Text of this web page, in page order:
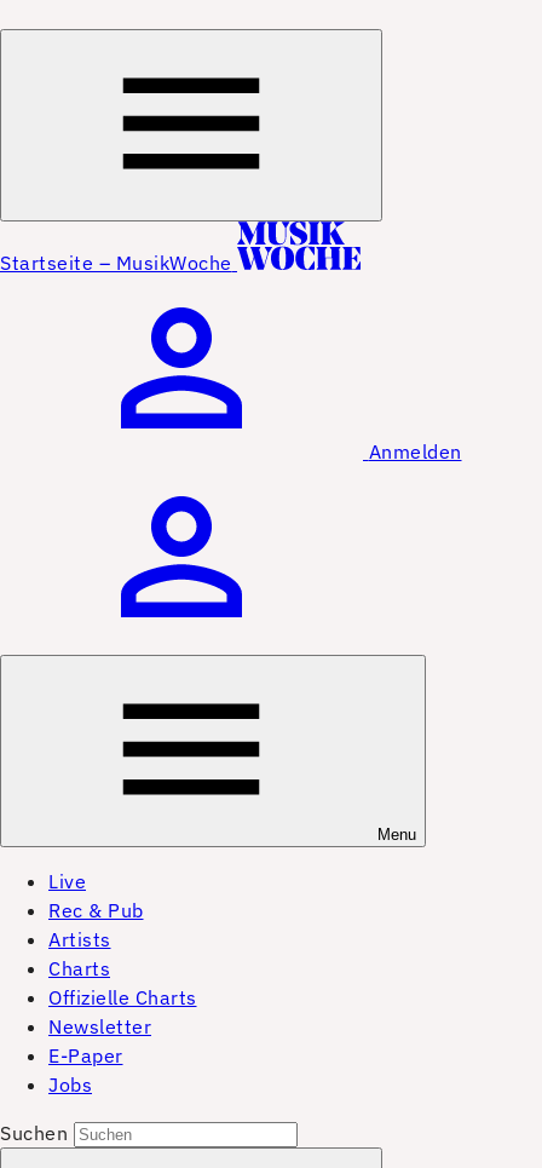
Startseite – MusikWoche
Anmelden
Menu
Live
Rec & Pub
Artists
Charts
Offizielle Charts
Newsletter
E-Paper
Jobs
Suchen